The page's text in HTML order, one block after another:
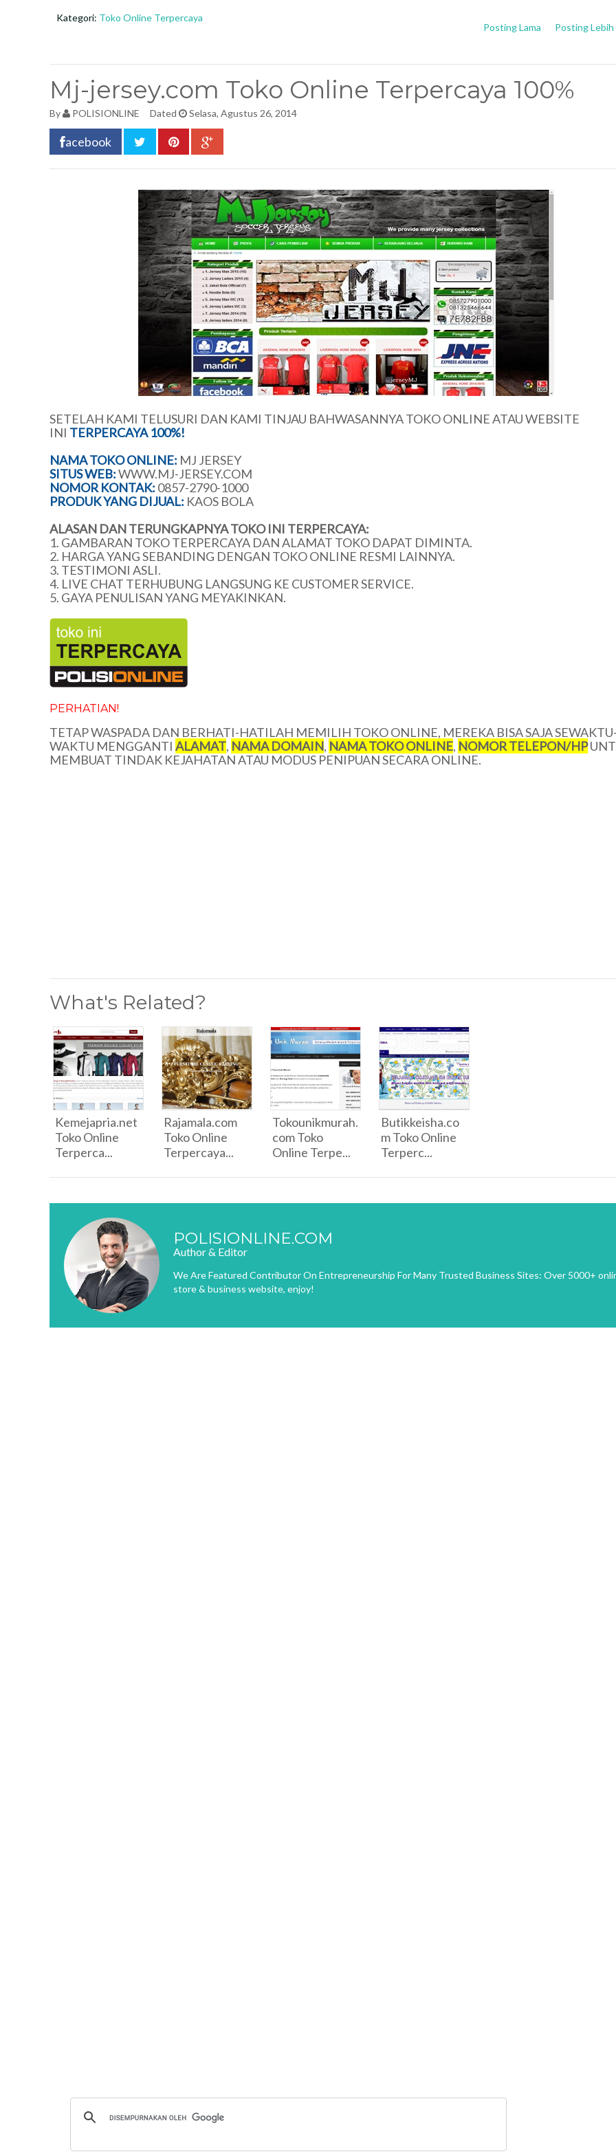
Kategori: Toko Online Terpercaya
Posting Lebih
Posting Lama
Mj-jersey.com Toko Online Terpercaya 100%
By POLISIONLINE Dated Selasa, Agustus 26, 2014
acebook
SETELAH KAMI TELUSURI DAN KAMI TINJAU BAHWASANNYA TOKO ONLINE ATAU WEBSITE
INI TERPERCAYA 100%!
NAMA TOKO ONLINE: MJ JERSEY
SITUS WEB:WWW.MJ-JERSEY.COM
NOMOR KONTAK: 0857-2790-1000
PRODUK YANG DIJUAL: KAOS BOLA
ALASAN DAN TERUNGKAPNYA TOKO INI TERPERCAYA:
1. GAMBARAN TOKO TERPERCAYA DAN ALAMAT TOKO DAPAT DIMINTA.
2. HARGA YANG SEBANDING DENGAN TOKO ONLINE RESMI LAINNYA.
3. TESTIMONI ASLI.
4. LIVE CHAT TERHUBUNG LANGSUNG KE CUSTOMER SERVICE.
5. GAYA PENULISAN YANG MEYAKINKAN.
PERHATIAN!
TETAP WASPADA DAN BERHATI-HATILAH MEMILIH TOKO ONLINE, MEREKA BISA SAJA
WAKTU MENGGANTI ALAMAT, NAMA DOMAIN, NAMA TOKO ONLINE, NOMOR TELEPON/HP
MEMBUAT TINDAK KEJAHATAN ATAU MODUS PENIPUAN SECARA ONLINE.
What's Related?
Kemejapria.net
Toko Online
Terperca...
Rajamala.com
Toko Online
Terpercaya...
Tokounikmurah.
com Toko
Online Terpe...
Butikkeisha.co
m Toko Online
Terperc...
POLISIONLINE.COM
Author & Editor
We Are Featured Contributor On Entrepreneurship For Many Trusted Business Sites: Over 5000+
store & business website, enjoy!